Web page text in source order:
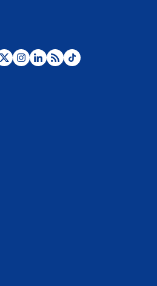
Desde dermatitis hasta infecciones: